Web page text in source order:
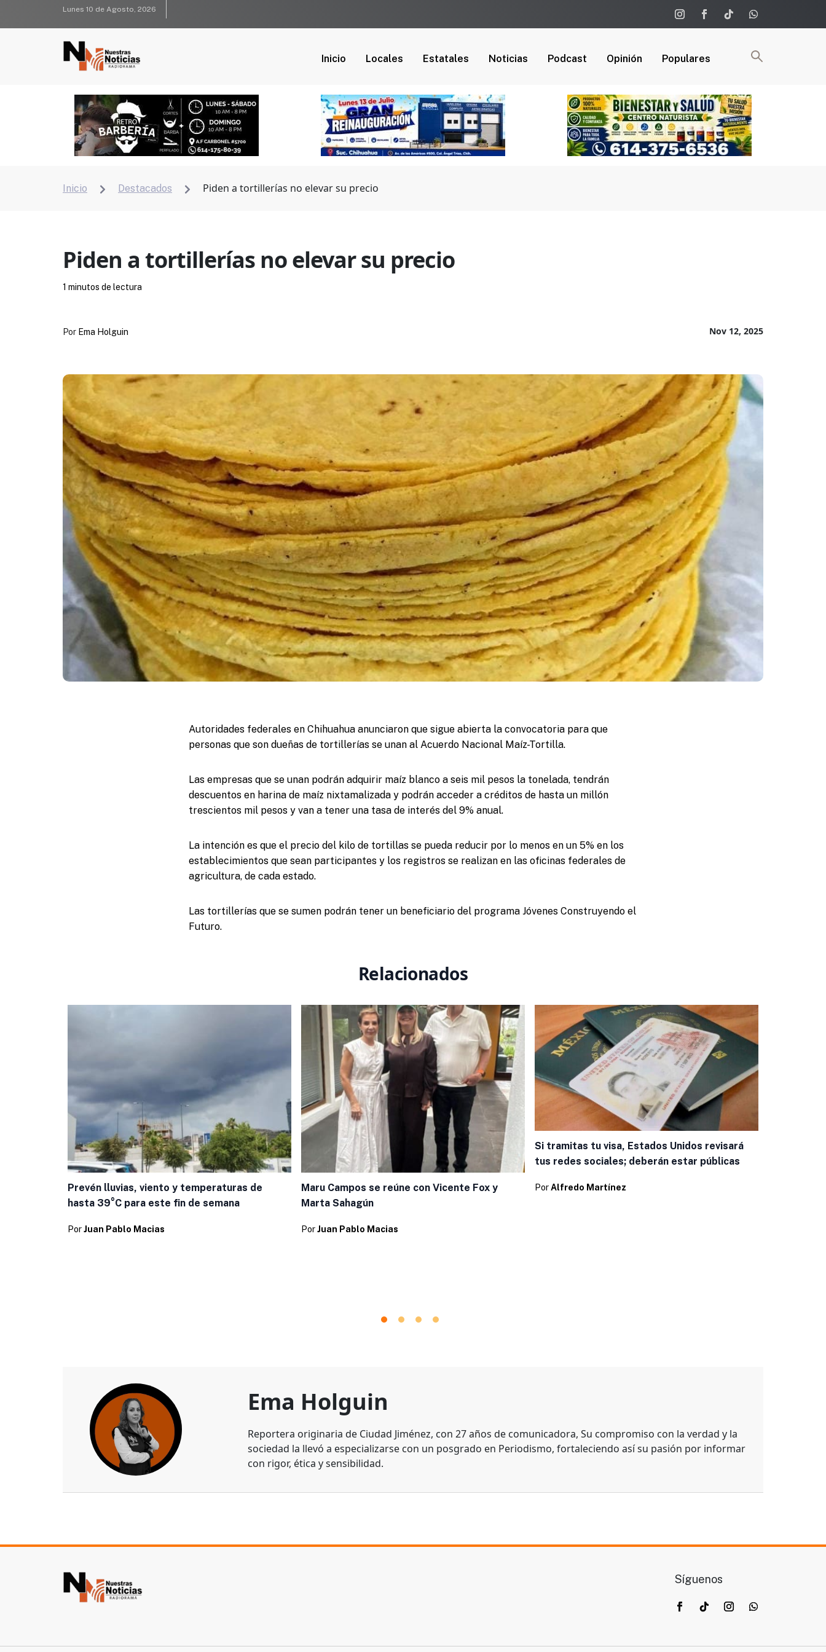
Lunes 10 de Agosto, 2026
Inicio Locales Estatales Noticias Podcast Opinión Populares
Inicio  Destacados  Piden a tortillerías no elevar su precio
Piden a tortillerías no elevar su precio
Nov 12, 2025
Por Ema Holguin
1 minutos de lectura
Autoridades federales en Chihuahua anunciaron que sigue abierta la convocatoria para que
personas que son dueñas de tortillerías se unan al Acuerdo Nacional Maíz-Tortilla.
Las empresas que se unan podrán adquirir maíz blanco a seis mil pesos la tonelada, tendrán
descuentos en harina de maíz nixtamalizada y podrán acceder a créditos de hasta un millón
trescientos mil pesos y van a tener una tasa de interés del 9% anual.
La intención es que el precio del kilo de tortillas se pueda reducir por lo menos en un 5% en los
establecimientos que sean participantes y los registros se realizan en las oficinas federales de
agricultura, de cada estado.
Las tortillerías que se sumen podrán tener un beneficiario del programa Jóvenes Construyendo el
Futuro.
Relacionados
Prevén lluvias, viento y temperaturas de
hasta 39°C para este fin de semana
PorJuan Pablo Macias
Maru Campos se reúne con Vicente Fox y
Marta Sahagún
PorJuan Pablo Macias
Si tramitas tu visa, Estados Unidos revisará
tus redes sociales; deberán estar públicas
PorAlfredo Martínez
Ema Holguin
Reportera originaria de Ciudad Jiménez, con 27 años de comunicadora, Su compromiso con la verdad y la
sociedad la llevó a especializarse con un posgrado en Periodismo, fortaleciendo así su pasión por informar
con rigor, ética y sensibilidad.
Síguenos